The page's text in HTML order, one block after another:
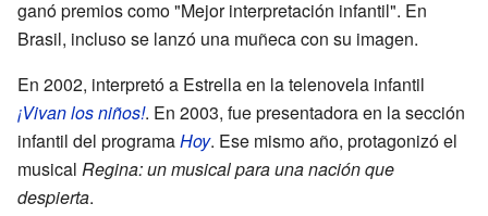
ganó premios como "Mejor interpretación infantil". En
Brasil, incluso se lanzó una muñeca con su imagen.
En 2002, interpretó a Estrella en la telenovela infantil
¡Vivan los niños!. En 2003, fue presentadora en la sección
infantil del programaHoy. Ese mismo año, protagonizó el
musical Regina: un musical para una nación que
despierta.